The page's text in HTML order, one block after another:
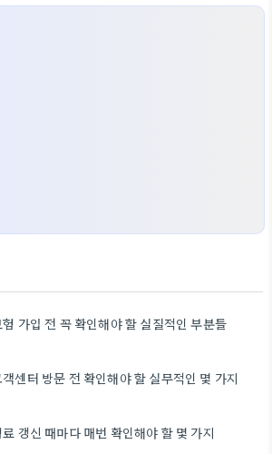
가입 전 꼭 확인해야 할 실질적인 부분들
센터 방문 전 확인해야 할 실무적인 몇 가지
갱신 때마다 매번 확인해야 할 몇 가지